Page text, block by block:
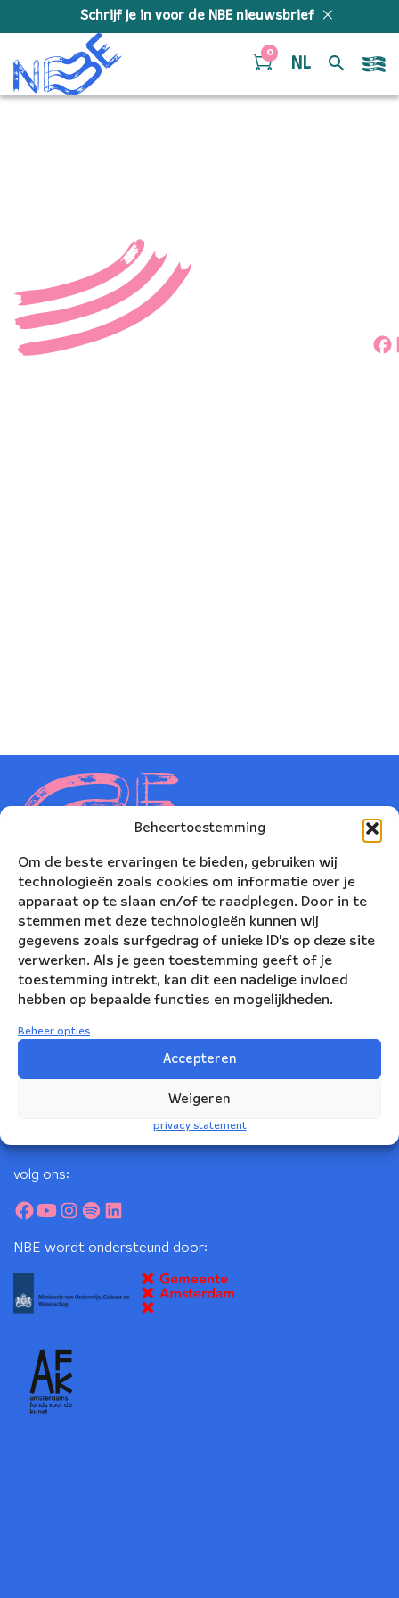
Beheertoestemming
Om de beste ervaringen te bieden, gebruiken wij
technologieën zoals cookies om informatie over je
apparaat op te slaan en/of te raadplegen. Door in te
stemmen met deze technologieën kunnen wij
gegevens zoals surfgedrag of unieke ID's op deze site
verwerken. Als je geen toestemming geeft of je
toestemming intrekt, kan dit een nadelige invloed
hebben op bepaalde functies en mogelijkheden.
Beheer opties
Accepteren
Weigeren
privacy statement
Schrijf je in voor de NBE nieuwsbrief
0
NL
Nederlands Blazers Ensemble
Korte Leidsedwarsstraat 12
volg ons:
NBE wordt ondersteund door: